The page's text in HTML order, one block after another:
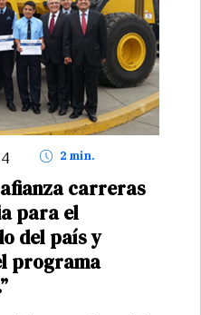
2 min.
carreras
para el
del país y
programa